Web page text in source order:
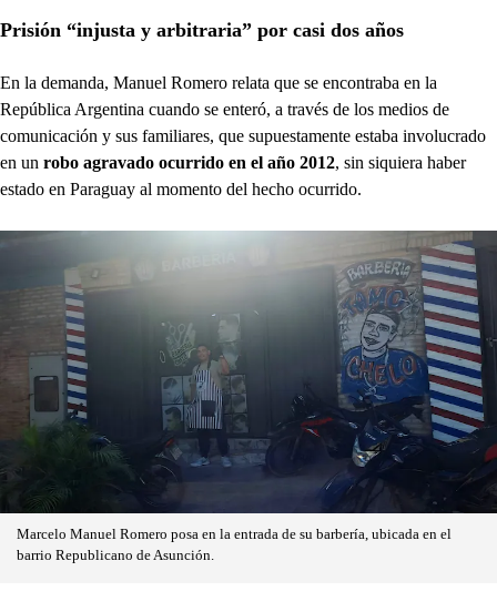
Prisión “injusta y arbitraria” por casi dos años
En la demanda, Manuel Romero relata que se encontraba en la
República Argentina cuando se enteró, a través de los medios de
comunicación y sus familiares, que supuestamente estaba involucrado
en un robo agravado ocurrido en el año 2012, sin siquiera haber
estado en Paraguay al momento del hecho ocurrido.
Marcelo Manuel Romero posa en la entrada de su barbería, ubicada en el
barrio Republicano de Asunción.